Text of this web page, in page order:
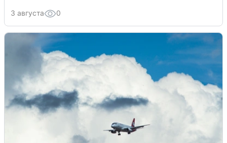
3 августа 0